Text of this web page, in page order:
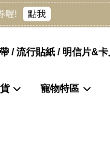
喔! 點我
/ 流行貼紙 / 明信片&卡
寵物特區